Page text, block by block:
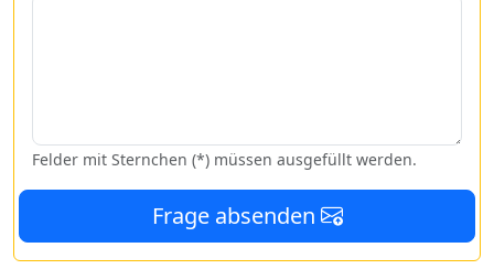
Felder mit Sternchen (*) müssen ausgefüllt werden.
Frage absenden